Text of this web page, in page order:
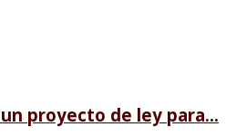
proyecto de ley para...